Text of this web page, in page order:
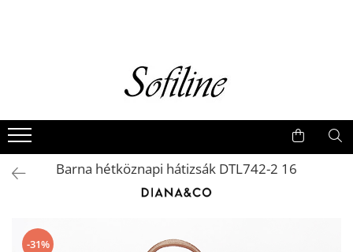
Valódi bőr
Hátizsákok
Elegáns kistáskákBarna hétköznapi hátizsák DTL742-2 16
-31%